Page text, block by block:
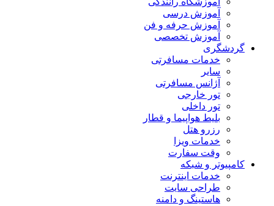
آموزش درسی
آموزش حرفه و فن
آموزش تخصصی
گردشگری
خدمات مسافرتی
سایر
آژانس مسافرتی
تور خارجی
تور داخلی
بلیط هواپیما و قطار
رزرو هتل
خدمات ویزا
وقت سفارت
کامپیوتر و شبکه
خدمات اینترنت
طراحی سایت
هاستینگ و دامنه